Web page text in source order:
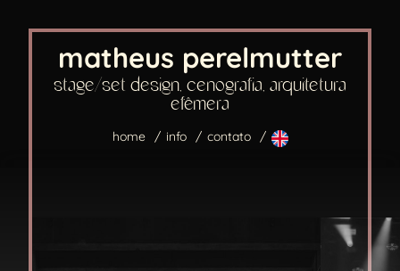
matheus perelmutter
stage/set design, cenografia, arquitetura
efêmera
home info contato